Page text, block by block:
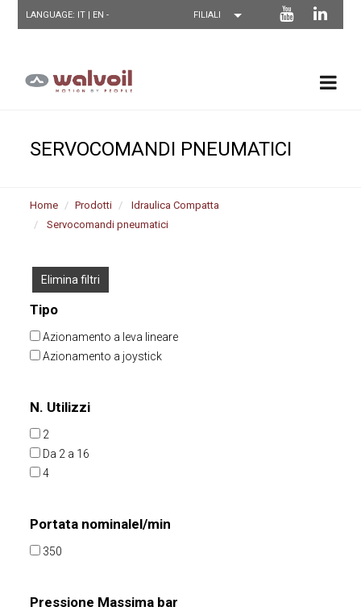
LANGUAGE: IT | EN-
SERVOCOMANDI PNEUMATICI
Home Prodotti
Idraulica Compatta
Servocomandi pneumatici
Elimina filtri
Tipo
Azionamento a leva lineare
Azionamento a joystick
N. Utilizzi
2
Da 2 a 16
4
Portata nominalel/min
350
Pressione Massima bar